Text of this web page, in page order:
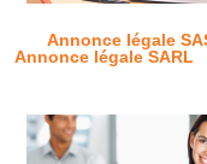
Annonce légale
Annonce légale SARL